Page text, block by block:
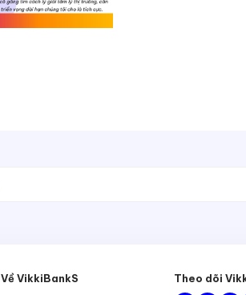
Về VikkiBankS Theo dõi